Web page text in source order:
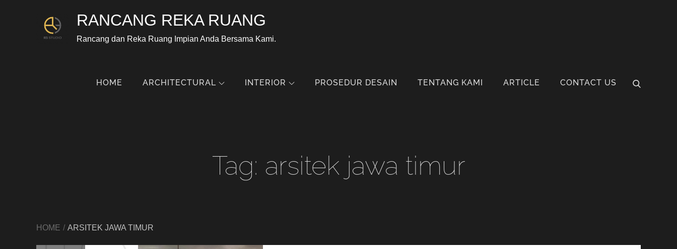
RANCANG REKA RUANG
Rancang dan Reka Ruang Impian Anda Bersama Kami.
HOME ARCHITECTURAL INTERIOR PROSEDUR DESAIN TENTANG KAMI ARTICLE CONTACT US
Tag: arsitek jawa timur
HOME ARSITEK JAWA TIMUR